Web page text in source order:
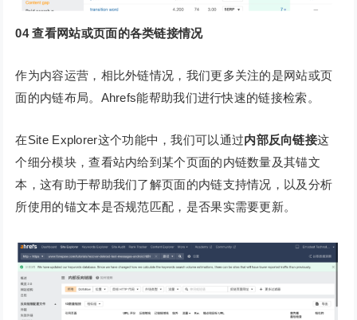
04 查看网站或页面的各类链接情况
作为内容运营，相比外链情况，我们更多关注的是网站或页
面的内链布局。Ahrefs能帮助我们进行快速的链接检索。
在Site Explorer这个功能中，我们可以通过内部反向链接这
个细分模块，查看站内给到某个页面的内链数量及其锚文
本，这有助于帮助我们了解页面的内链支持情况，以及分析
所使用的锚文本是否规范匹配，是否果实需要更新。